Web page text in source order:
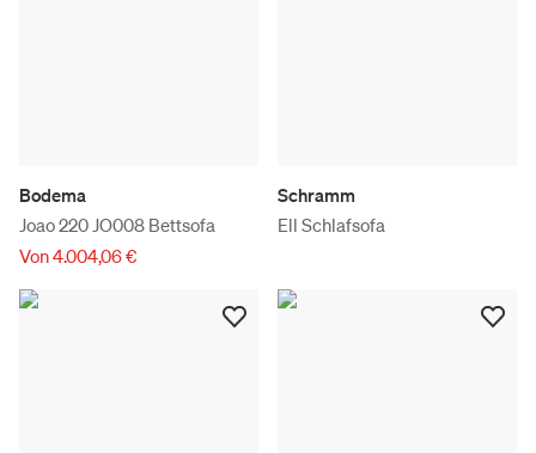
Bodema
Joao 220 JO008 Bettsofa
Von 4.004,06 €
Schramm
Ell Schlafsofa